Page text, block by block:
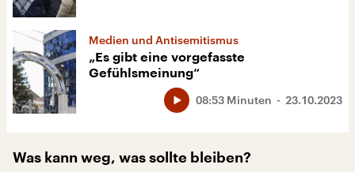
Medien und Antisemitismus
„Es gibt eine vorgefasste
Gefühlsmeinung“
23.10.2023
08:53 Minuten
Was kann weg, was sollte bleiben?